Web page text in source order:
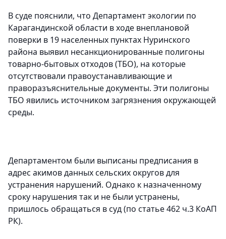
В суде пояснили, что Департамент экологии по
Карагандинской области в ходе внеплановой
поверки в 19 населенных пунктах Нуринского
района выявил несанкционированные полигоны
товарно-бытовых отходов (ТБО), на которые
отсутствовали правоустанавливающие и
праворазъяснительные документы. Эти полигоны
ТБО явились источником загрязнения окружающей
среды.
Департаментом были выписаны предписания в
адрес акимов данных сельских округов для
устранения нарушений. Однако к назначенному
сроку нарушения так и не были устранены,
пришлось обращаться в суд (по статье 462 ч.3 КоАП
РК).